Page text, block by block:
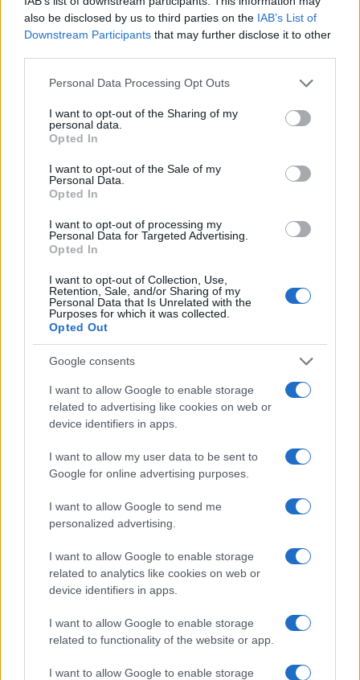
also be disclosed by us to third parties on the IAB’s List of
Downstream Participants that may further disclose it to other
Please note that this website/app uses one or more Google
not limited to your visit or usage behaviour. You may click to
grant or deny consent to Google and its third-party tags to
use your data for below specified purposes in below Google
consent section.
Personal Data Processing Opt Outs
I want to opt-out of the Sharing of my
personal data.
Opted In
I want to opt-out of the Sale of my
Personal Data.
Opted In
I want to opt-out of processing my
Personal Data for Targeted Advertising.
Opted In
I want to opt-out of Collection, Use,
Retention, Sale, and/or Sharing of my
Personal Data that Is Unrelated with the
Purposes for which it was collected.
Opted Out
Google consents
I want to allow Google to enable storage
related to advertising like cookies on web or
device identifiers in apps.
I want to allow my user data to be sent to
Google for online advertising purposes.
I want to allow Google to send me
personalized advertising.
I want to allow Google to enable storage
related to analytics like cookies on web or
device identifiers in apps.
I want to allow Google to enable storage
related to functionality of the website or app.
I want to allow Google to enable storage
AUTORE
Linda Pellegrini
Linda Pellegrini ha raccontato da Genova il
portuale entrando in Comune per un'intervista
decisiva; è caporedattore con responsabilità
redazione inchieste su memoria locale.
Laureata all'Università di Genova, conserva
Continua a leggere